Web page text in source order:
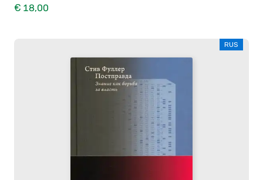
€ 18,00
RUS